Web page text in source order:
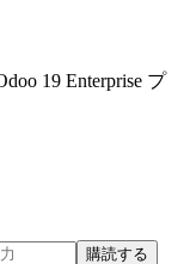
19 Enterprise プ
購読する